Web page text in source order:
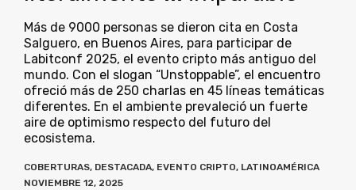
Más de 9000 personas se dieron cita en Costa
Salguero, en Buenos Aires, para participar de
Labitconf 2025, el evento cripto más antiguo del
mundo. Con el slogan “Unstoppable”, el encuentro
ofreció más de 250 charlas en 45 líneas temáticas
diferentes. En el ambiente prevaleció un fuerte
aire de optimismo respecto del futuro del
ecosistema.
COBERTURAS, DESTACADA, EVENTO CRIPTO, LATINOAMÉRICA
NOVIEMBRE 12, 2025